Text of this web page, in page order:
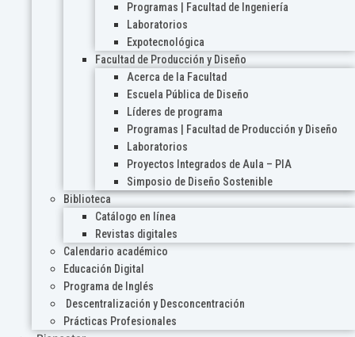
Programas | Facultad de Ingeniería
Laboratorios
Expotecnológica
Facultad de Producción y Diseño
Acerca de la Facultad
Escuela Pública de Diseño
Líderes de programa
Programas | Facultad de Producción y Diseño
Laboratorios
Proyectos Integrados de Aula – PIA
Simposio de Diseño Sostenible
Biblioteca
Catálogo en línea
Revistas digitales
Calendario académico
Educación Digital
Programa de Inglés
Descentralización y Desconcentración
Prácticas Profesionales